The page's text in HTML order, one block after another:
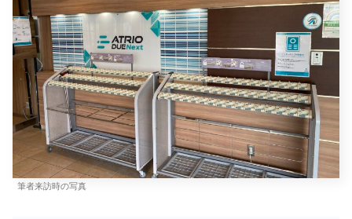
筆者来訪時の写真